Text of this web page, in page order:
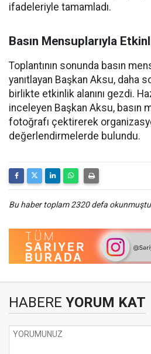
ifadeleriyle tamamladı.
Basın Mensuplarıyla
Toplantının sonunda basın
yanıtlayan Başkan Aksu, daha
birlikte etkinlik alanını gezdi.
inceleyen Başkan Aksu, basın
fotoğrafı çektirerek
değerlendirmelerde bulundu.
Bu haber toplam 2320 defa
HABERE YORUM KAT